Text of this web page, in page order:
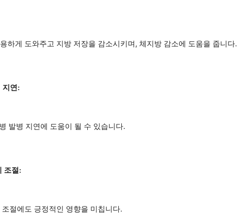
하게 도와주고 지방 저장을 감소시키며, 체지방 감소에 도움을 줍니다.
지연:
발병 지연에 도움이 될 수 있습니다.
조절:
절에도 긍정적인 영향을 미칩니다.